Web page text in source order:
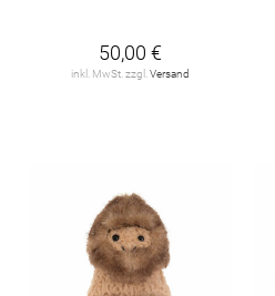
50,00 €
inkl. MwSt. zzgl.Versand